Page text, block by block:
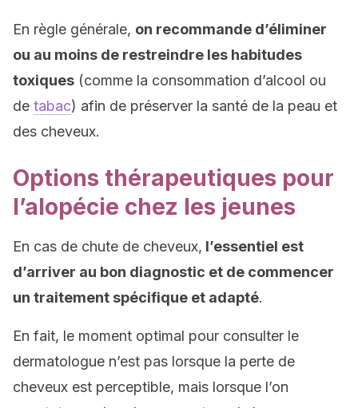
En règle générale, on recommande d’éliminer
ou au moins de restreindre les habitudes
toxiques (comme la consommation d’alcool ou
de tabac) afin de préserver la santé de la peau et
des cheveux.
Options thérapeutiques pour
l’alopécie chez les jeunes
En cas de chute de cheveux, l’essentiel est
d’arriver au bon diagnostic et de commencer
un traitement spécifique et adapté.
En fait, le moment optimal pour consulter le
dermatologue n’est pas lorsque la perte de
cheveux est perceptible, mais lorsque l’on